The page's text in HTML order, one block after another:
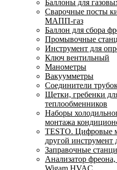
Баллоны для
Сварочные посты
МАПП-газ
Баллон для сбора
Промывочные
Инструмент для
Ключ вентильный
Манометры
Вакуумметры
Соединители
Щетки, гребенки
теплообменников
Наборы
монтажа
TESTO. Цифровые
другой инструмент
Заправочные
Анализатор фреона,